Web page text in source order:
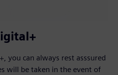
you can always rest asssured
will be taken in the event of